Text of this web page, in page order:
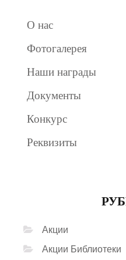
О нас
Фотогалерея
Наши награды
Документы
Конкурс
Реквизиты
Акции
Акции Библиотеки